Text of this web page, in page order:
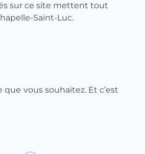
sur ce site mettent tout
Saint-Luc.
vous souhaitez. Et c’est